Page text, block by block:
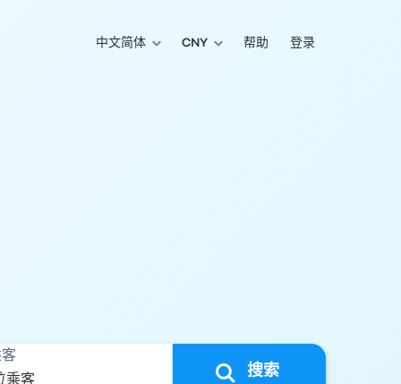
中文简体 CNY 帮助 登录
客
搜索